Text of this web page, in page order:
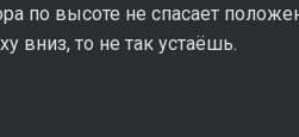
по высоте не спасает
вниз, то не так устаёшь.